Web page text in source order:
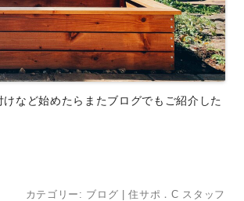
など始めたらまたブログでもご紹介した
カテゴリー: ブログ |住サポ．C スタッフ